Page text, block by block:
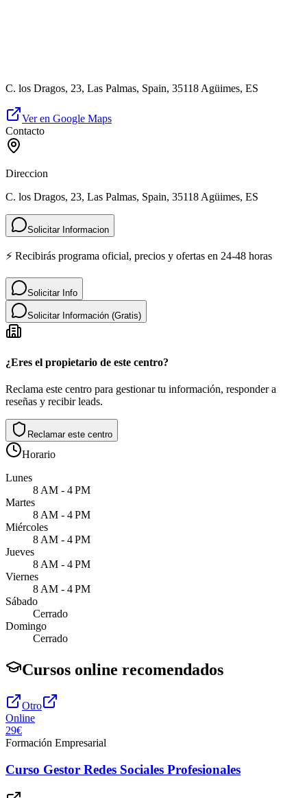
C. los Dragos, 23, Las Palmas, Spain, 35118 Agüimes, ES
Ver en Google Maps
Contacto
Direccion
C. los Dragos, 23, Las Palmas, Spain, 35118 Agüimes, ES
Solicitar Informacion
⚡ Recibirás programa oficial, precios y ofertas en 24-48 horas
Solicitar Info
Solicitar Información (Gratis)
¿Eres el propietario de este centro?
Reclama este centro para gestionar tu información, responder a
reseñas y recibir leads.
Reclamar este centro
Horario
Lunes
8 AM - 4 PM
Martes
8 AM - 4 PM
Miércoles
8 AM - 4 PM
Jueves
8 AM - 4 PM
Viernes
8 AM - 4 PM
Sábado
Cerrado
Domingo
Cerrado
Cursos online recomendados
Otro
Online
29€
Formación Empresarial
Curso Gestor Redes Sociales Profesionales